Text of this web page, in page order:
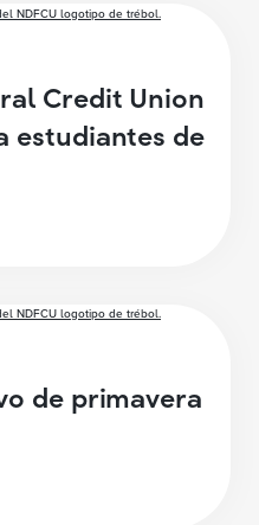
Credit Union
estudiantes de
de primavera